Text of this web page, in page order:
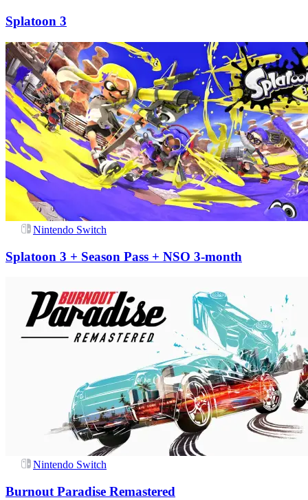
Splatoon 3
Nintendo Switch
Splatoon 3 + Season Pass + NSO 3-month
Nintendo Switch
Burnout Paradise Remastered